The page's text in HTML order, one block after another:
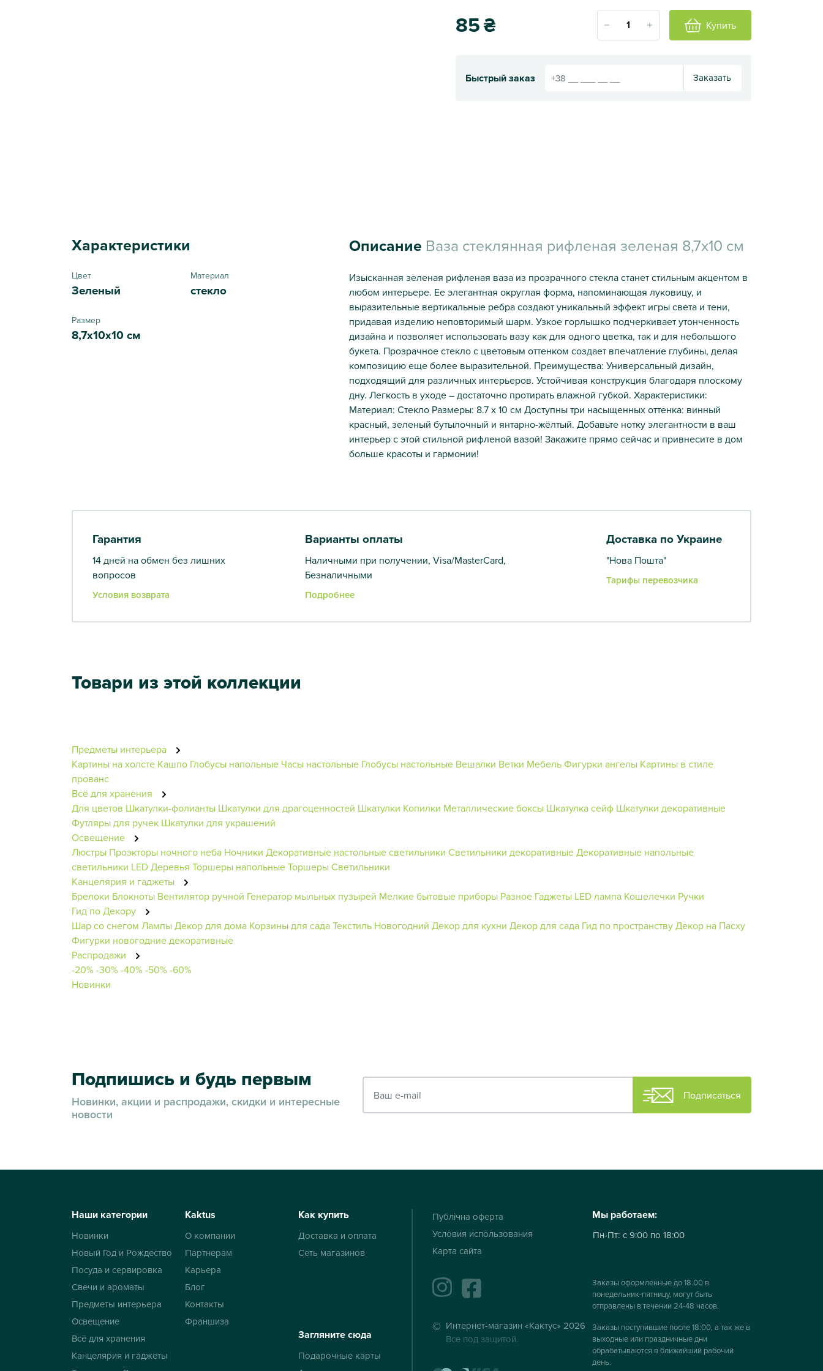
85₴ Купить
Быстрый заказ Заказать
Характеристики
Цвет
Зеленый
Материал
стекло
Размер
8,7х10х10 см
Описание Ваза стеклянная рифленая зеленая 8,7х10 см
Изысканная зеленая рифленая ваза из прозрачного стекла станет стильным акцентом в
любом интерьере. Ее элегантная округлая форма, напоминающая луковицу, и
выразительные вертикальные ребра создают уникальный эффект игры света и тени,
придавая изделию неповторимый шарм. Узкое горлышко подчеркивает утонченность
дизайна и позволяет использовать вазу как для одного цветка, так и для небольшого
букета. Прозрачное стекло с цветовым оттенком создает впечатление глубины, делая
композицию еще более выразительной. Преимущества: Универсальный дизайн,
подходящий для различных интерьеров. Устойчивая конструкция благодаря плоскому
дну. Легкость в уходе – достаточно протирать влажной губкой. Характеристики:
Материал: Стекло Размеры: 8.7 х 10 см Доступны три насыщенных оттенка: винный
красный, зеленый бутылочный и янтарно-жёлтый. Добавьте нотку элегантности в ваш
интерьер с этой стильной рифленой вазой! Закажите прямо сейчас и привнесите в дом
больше красоты и гармонии!
Гарантия
14 дней на обмен без лишних
вопросов
Условия возврата
Варианты оплаты
Наличными при получении, Visa/MasterCard,
Безналичными
Подробнее
Доставка по Украине
"Нова Пошта"
Тарифы перевозчика
Товари из этой коллекции
Предметы интерьера
Картины на холсте Кашпо Глобусы напольные Часы настольные Глобусы настольные Вешалки Ветки МебельФигурки ангелы Картины в стиле
прованс
Всё для хранения
Для цветов Шкатулки-фолианты Шкатулки для драгоценностей Шкатулки Копилки Металлические боксы Шкатулка сейф Шкатулки декоративные
Футляры для ручек Шкатулки для украшений
Освещение
Люстры Проэкторы ночного неба Ночники Декоративные настольные светильники Светильники декоративныеДекоративные напольные
светильники LED Деревья Торшеры напольныеТоршерыСветильники
Канцелярия и гаджеты
Брелоки Блокноты Вентилятор ручной Генератор мыльных пузырей Мелкие бытовые приборы Разное Гаджеты LED лампа Кошелечки Ручки
Гид по Декору
Шар со снегом ЛампыДекор для дома Корзины для садаТекстиль Новогодний Декор для кухни Декор для сада Гид по пространствуДекор на Пасху
Фигурки новогодние декоративные
Распродажи
-20%-30%-40%-50%-60%
Новинки
Подпишись и будь первым
Новинки, акции и распродажи, скидки и интересные
новости
Подписаться
Наши категории
Новинки
Новый Год и Рождество
Посуда и сервировка
Свечи и ароматы
Предметы интерьера
Освещение
Всё для хранения
Канцелярия и гаджеты
Kaktus
О компании
Партнерам
Карьера
Блог
Контакты
Франшиза
Как купить
Доставка и оплата
Сеть магазинов
Загляните сюда
Подарочные карты
Публічна оферта
Условия использования
Карта сайта
instagramfacebook
Интернет-магазин «Кактус» 2026
Все под защитой.
Мы работаем:
Пн-Пт: с 9:00 по 18:00
Заказы оформленные до 18.00 в
понедельник-пятницу, могут быть
отправлены в течении 24-48 часов.
Заказы поступившие после 18:00, а так же в
выходные или праздничные дни
обрабатываются в ближайший рабочий
день.